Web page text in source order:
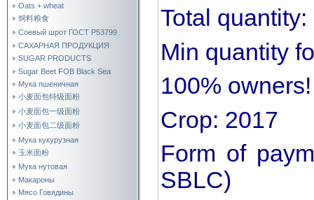
Oats + wheat
饲料粮食
Соевый шрот ГОСТ Р53799
САХАРНАЯ ПРОДУКЦИЯ
SUGAR PRODUCTS
Sugar Beet FOB Black Sea
Мука пшеничная
小麦面包特级面粉
小麦面包一级面粉
小麦面包二级面粉
Мука кукурузная
玉米面粉
Мука нутовая
Макароны
Мясо Говядины
Total
Min quantity
100% owners!
Crop: 2017
Form of
SBLC)